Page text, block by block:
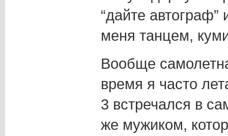
“дайте
меня танцем,
Вообще
время я часто
3 встречался в
же мужиком,